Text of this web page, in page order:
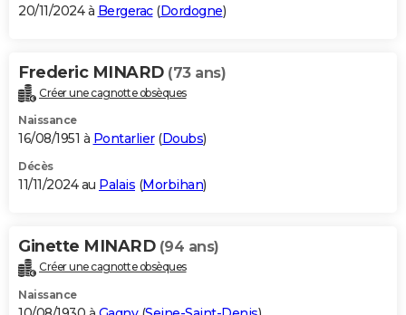
20/11/2024 à Bergerac(Dordogne)
Frederic MINARD (73 ans)
Créer une cagnotte obsèques
Naissance
16/08/1951 à Pontarlier(Doubs)
Décès
11/11/2024 au Palais (Morbihan)
Ginette MINARD (94 ans)
Créer une cagnotte obsèques
Naissance